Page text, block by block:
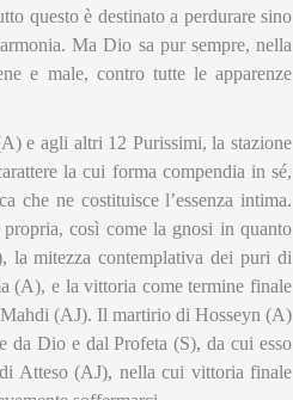
questo è destinato a perdurare sino
Ma Dio sa pur sempre, nella
e male, contro tutte le apparenze
e agli altri 12 Purissimi, la stazione
la cui forma compendia in sé,
che ne costituisce l’essenza intima.
così come la gnosi in quanto
la mitezza contemplativa dei puri di
(A), e la vittoria come termine finale
(AJ). Il martirio di Hosseyn (A)
da Dio e dal Profeta (S), da cui esso
Atteso (AJ), nella cui vittoria finale